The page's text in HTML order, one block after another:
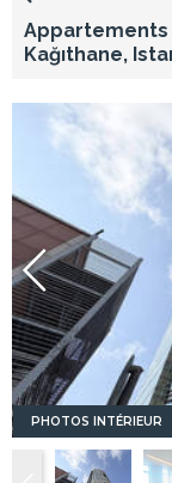
Appartements
Kağıthane,
PHOTOS INTÉRIEUR